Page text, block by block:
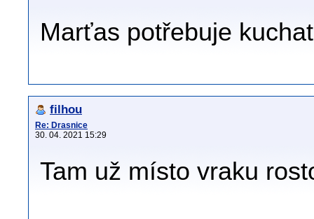
Marťas potřebuje
filhou
Re: Drasnice
30. 04. 2021 15:29
Tam už místo vraku